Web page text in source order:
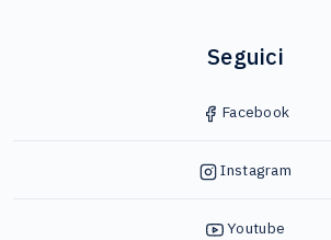
Seguici
Facebook
Instagram
Youtube